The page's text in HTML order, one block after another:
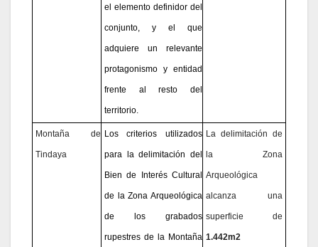
el elemento definidor del
conjunto, y el que
adquiere un relevante
protagonismo y entidad
frente al resto del
territorio.
Montaña de
Tindaya
Los criterios utilizados
para la delimitación del
Bien de Interés Cultural
de la Zona Arqueológica
de los grabados
rupestres de la Montaña
La delimitación de
la Zona
Arqueológica
alcanza una
superficie de
1.442m2